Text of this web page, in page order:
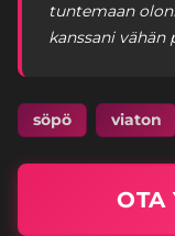
tuntemaan
kanssani vähän
söpö viaton
OTA